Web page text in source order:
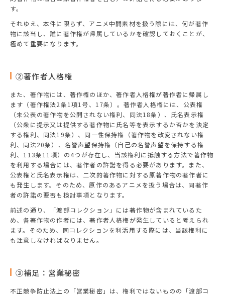
す。
それゆえ、本件に限らず、アニメ中間素材を扱う際には、何が著作
物に該当し、誰に著作権が帰属しているかを確認しておくことが、
極めて重要になります。
②著作者人格権
また、著作物には、著作権のほか、著作者人格権が著作者に帰属し
ます（著作権法2条1項1号、17条）。著作者人格権には、公表権
（未公表の著作物を公開されない権利、同法18条）、氏名表示権
（公衆に提示又は提供する著作物に氏名等を表示するか否かを決定
する権利、同法19条）、同一性保持権（著作物を改変されない権
利、同法20条）、名誉声望保持権（自己の名誉声望を保持する権
利、113条11項）の4つが存在し、当該権利に抵触する方法で著作物
を利用する場合には、著作者の許諾を得る必要があります。また、
公表権と氏名表示権は、二次的著作物に対する原著作物の著作者に
も発生します。そのため、原作のあるアニメを扱う場合は、同著作
者の許諾の要否も検討事項となります。
前述の通り、「渡部コレクション」には著作物が含まれているた
め、各著作物の作者には、著作者人格権が発生していると考えられ
ます。そのため、同コレクションを利活用する際には、当該権利に
も注意しなければなりません。
③補足：営業秘密
不正競争防止法上の「営業秘密」は、権利ではないものの「渡部コ